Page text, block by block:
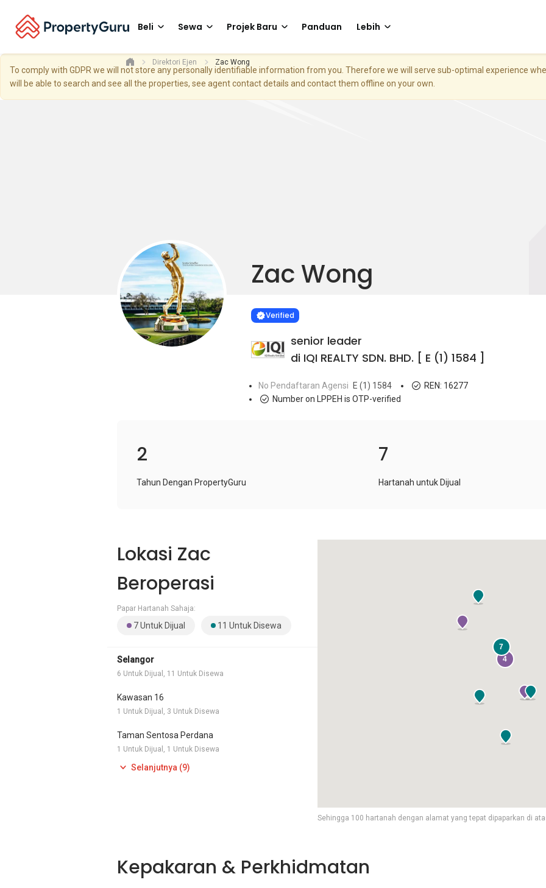
Beli Sewa Projek Baru Panduan Lebih
To comply with GDPR we will not store any personally identifiable information from you. Therefore we will serve sub-optimal experience
will be able to search and see all the properties, see agent contact details and contact them offline on your own.
Direktori Ejen Zac Wong
Zac Wong
VERIFIED
Verified
senior leader
di IQI REALTY SDN. BHD. [ E (1) 1584 ]
No Pendaftaran Agensi E (1) 1584 REN: 16277
Number on LPPEH is OTP-verified
2
Tahun Dengan PropertyGuru
7
Hartanah untuk Dijual
Lokasi Zac
Beroperasi
Papar Hartanah Sahaja:
7 Untuk Dijual 11 Untuk Disewa
Selangor
6 Untuk Dijual, 11 Untuk Disewa
Kawasan 16
1 Untuk Dijual, 3 Untuk Disewa
Taman Sentosa Perdana
1 Untuk Dijual, 1 Untuk Disewa
Selanjutnya (9)
Sehingga 100 hartanah dengan alamat yang tepat dipaparkan di
4
7
Kepakaran & Perkhidmatan
Learn more